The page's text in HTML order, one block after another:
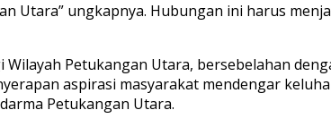
Utara” ungkapnya. Hubungan ini harus
Petukangan Utara, bersebelahan
aspirasi masyarakat mendengar
Petukangan Utara.